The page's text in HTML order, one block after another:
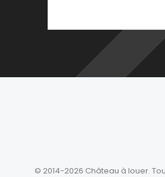
© 2014-2026 Château à louer.